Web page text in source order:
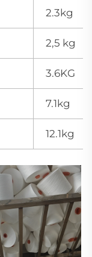
2.3kg
2,5 kg
3.6KG
7.1kg
12.1kg